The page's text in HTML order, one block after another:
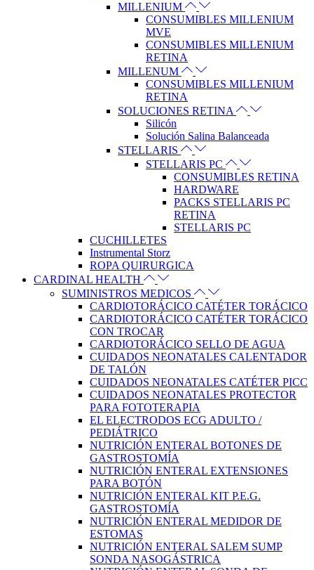
MILLENIUM
CONSUMIBLES MILLENIUM
MVE
CONSUMIBLES MILLENIUM
RETINA
MILLENUM
CONSUMIBLES MILLENIUM
RETINA
SOLUCIONES RETINA
Silicón
Solución Salina Balanceada
STELLARIS
STELLARIS PC
CONSUMIBLES RETINA
HARDWARE
PACKS STELLARIS PC
RETINA
STELLARIS PC
CUCHILLETES
Instrumental Storz
ROPA QUIRURGICA
CARDINAL HEALTH
SUMINISTROS MEDICOS
CARDIOTORÁCICO CATÉTER TORÁCICO
CARDIOTORÁCICO CATÉTER TORÁCICO
CON TROCAR
CARDIOTORÁCICO SELLO DE AGUA
CUIDADOS NEONATALES CALENTADOR
DE TALÓN
CUIDADOS NEONATALES CATÉTER PICC
CUIDADOS NEONATALES PROTECTOR
PARA FOTOTERAPIA
EL ELECTRODOS ECG ADULTO /
PEDIÁTRICO
NUTRICIÓN ENTERAL BOTONES DE
GASTROSTOMÍA
NUTRICIÓN ENTERAL EXTENSIONES
PARA BOTÓN
NUTRICIÓN ENTERAL KIT P.E.G.
GASTROSTOMÍA
NUTRICIÓN ENTERAL MEDIDOR DE
ESTOMAS
NUTRICIÓN ENTERAL SALEM SUMP
SONDA NASOGÁSTRICA